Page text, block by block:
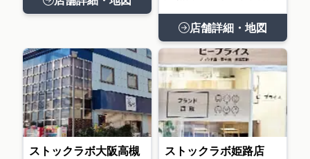
店舗詳細・地図
ストックラボ大阪高槻
ストックラボ姫路店